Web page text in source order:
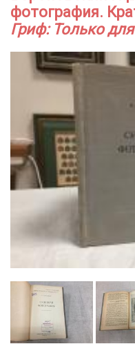
фотография.
Гриф: Только